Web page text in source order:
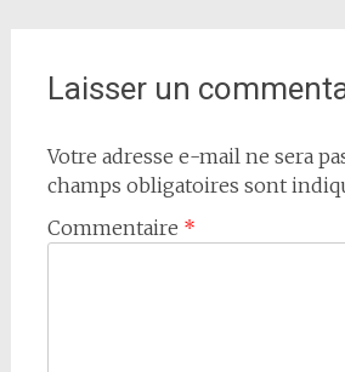
Laisser un
Votre adresse e-mail ne sera
champs obligatoires sont
Commentaire *